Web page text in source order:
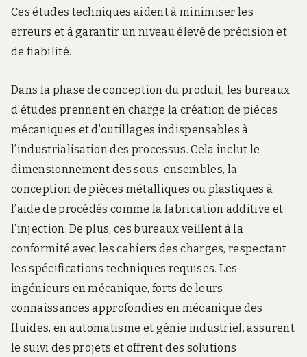
Ces études techniques aident à minimiser les
erreurs et à garantir un niveau élevé de précision et
de fiabilité.
Dans la phase de conception du produit, les bureaux
d’études prennent en charge la création de pièces
mécaniques et d’outillages indispensables à
l’industrialisation des processus. Cela inclut le
dimensionnement des sous-ensembles, la
conception de pièces métalliques ou plastiques à
l’aide de procédés comme la fabrication additive et
l’injection. De plus, ces bureaux veillent à la
conformité avec les cahiers des charges, respectant
les spécifications techniques requises. Les
ingénieurs en mécanique, forts de leurs
connaissances approfondies en mécanique des
fluides, en automatisme et génie industriel, assurent
le suivi des projets et offrent des solutions